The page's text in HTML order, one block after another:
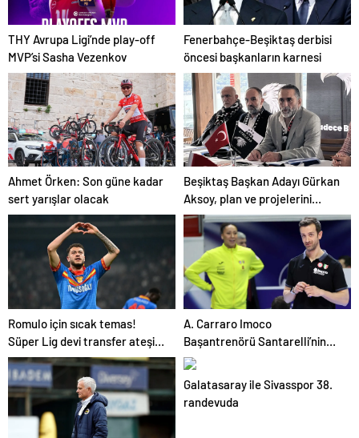
THY Avrupa Ligi’nde play-off
MVP’si Sasha Vezenkov
Fenerbahçe-Beşiktaş derbisi
öncesi başkanların karnesi
Ahmet Örken: Son güne kadar
sert yarışlar olacak
Beşiktaş Başkan Adayı Gürkan
Aksoy, plan ve projelerini
anlattı
Romulo için sıcak temas!
Süper Lig devi transfer ateşini
yaktı!
A. Carraro Imoco
Başantrenörü Santarelli’nin
finaldeki rakip tercihi
Galatasaray ile Sivasspor 38.
randevuda